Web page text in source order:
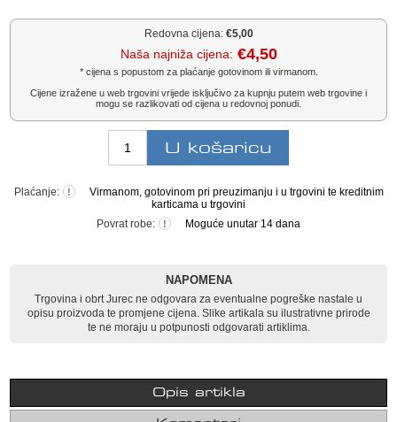
Redovna cijena: €5,00
Naša najniža cijena: €4,50
* cijena s popustom za plaćanje gotovinom ili virmanom.
Cijene izražene u web trgovini vrijede isključivo za kupnju putem web trgovine i
mogu se razlikovati od cijena u redovnoj ponudi.
Plaćanje: !
Virmanom, gotovinom pri preuzimanju i u trgovini te kreditnim
karticama u trgovini
Povrat robe:
! Moguće unutar 14 dana
NAPOMENA
Trgovina i obrt Jurec ne odgovara za eventualne pogreške nastale u
opisu proizvoda te promjene cijena. Slike artikala su ilustrativne prirode
te ne moraju u potpunosti odgovarati artiklima.
Opis artikla